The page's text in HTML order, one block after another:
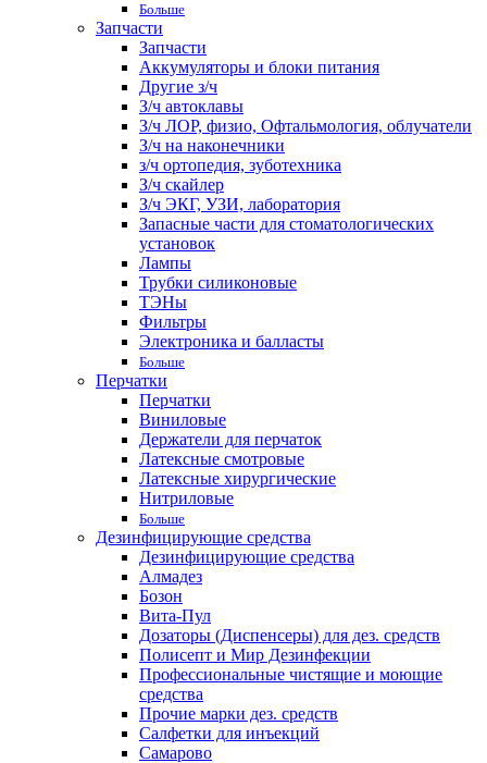
Больше
Запчасти
Запчасти
Аккумуляторы и блоки питания
Другие з/ч
З/ч автоклавы
З/ч ЛОР, физио, Офтальмология, облучатели
З/ч на наконечники
з/ч ортопедия, зуботехника
З/ч скайлер
З/ч ЭКГ, УЗИ, лаборатория
Запасные части для стоматологических
установок
Лампы
Трубки силиконовые
ТЭНы
Фильтры
Электроника и балласты
Больше
Перчатки
Перчатки
Виниловые
Держатели для перчаток
Латексные смотровые
Латексные хирургические
Нитриловые
Больше
Дезинфицирующие средства
Дезинфицирующие средства
Алмадез
Бозон
Вита-Пул
Дозаторы (Диспенсеры) для дез. средств
Полисепт и Мир Дезинфекции
Профессиональные чистящие и моющие
средства
Прочие марки дез. средств
Салфетки для инъекций
Самарово